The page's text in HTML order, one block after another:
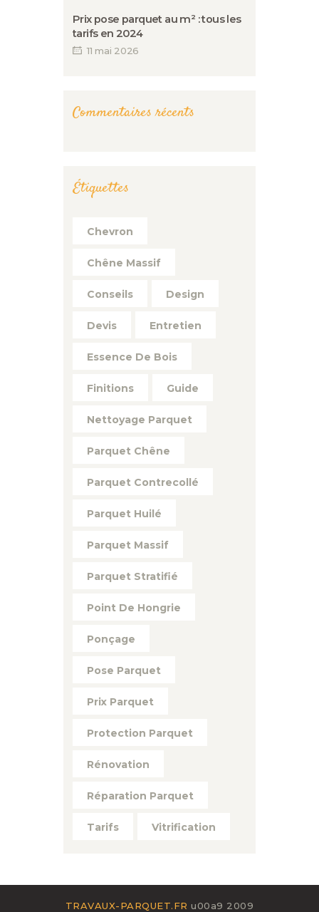
Prix pose parquet au m² : tous les
tarifs en 2024
11 mai 2026
Commentaires récents
Étiquettes
Chevron
Chêne Massif
Conseils Design
Devis Entretien
Essence De Bois
Finitions Guide
Nettoyage Parquet
Parquet Chêne
Parquet Contrecollé
Parquet Huilé
Parquet Massif
Parquet Stratifié
Point De Hongrie
Ponçage
Pose Parquet
Prix Parquet
Protection Parquet
Rénovation
Réparation Parquet
Tarifs Vitrification
TRAVAUX-PARQUET.FR u00a9 2009